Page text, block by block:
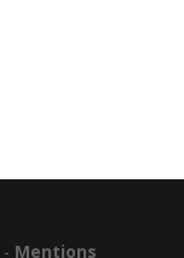
Mentions